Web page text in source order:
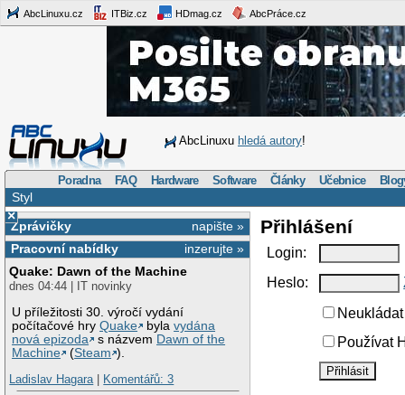
AbcLinuxu.cz ITBiz.cz HDmag.cz AbcPráce.cz
AbcLinuxu hledá autory!
Poradna FAQ Hardware Software Články Učebnice
Styl
×
napište »
Zprávičky
inzerujte »
Pracovní nabídky
Quake: Dawn of the Machine
dnes 04:44 | IT novinky
U příležitosti 30. výročí vydání
počítačové hryQuake bylavydána
nová epizoda
s názvem Dawn of the
Machine
(Steam ).
Ladislav Hagara| Komentářů: 3
Přihlášení
Login:
Heslo:
Používat